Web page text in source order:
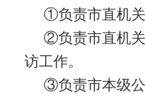
①负责市直机
②负责市直机
访工作。
③负责市本级